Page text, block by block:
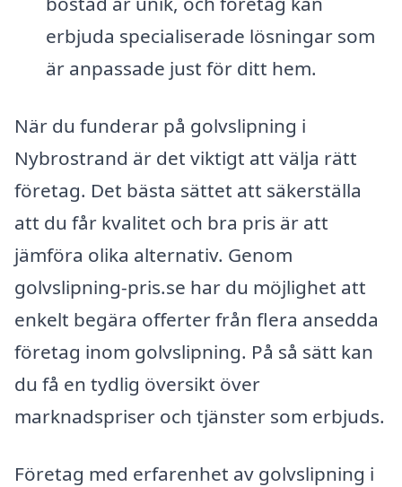
erbjuda specialiserade lösningar som
är anpassade just för ditt hem.
När du funderar på golvslipning i
Nybrostrand är det viktigt att välja rätt
företag. Det bästa sättet att säkerställa
att du får kvalitet och bra pris är att
jämföra olika alternativ. Genom
golvslipning-pris.se har du möjlighet att
enkelt begära offerter från flera ansedda
företag inom golvslipning. På så sätt kan
du få en tydlig översikt över
marknadspriser och tjänster som erbjuds.
Företag med erfarenhet av golvslipning i